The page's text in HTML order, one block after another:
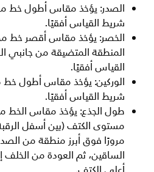
الصدر: يؤخذ مقاس أطول خط
شريط القياس أفقيًا.
الخصر: يؤخذ مقاس أقصر خط
المنطقة المتضيقة من جانبي
القياس أفقيًا.
الوركين: يؤخذ مقاس أطول خط
شريط القياس أفقيًا.
طول الجذع: يؤخذ مقاس الخط
مستوى الكتف (بين أسفل
مرورًا فوق أبرز منطقة من
الساقين، ثم العودة من